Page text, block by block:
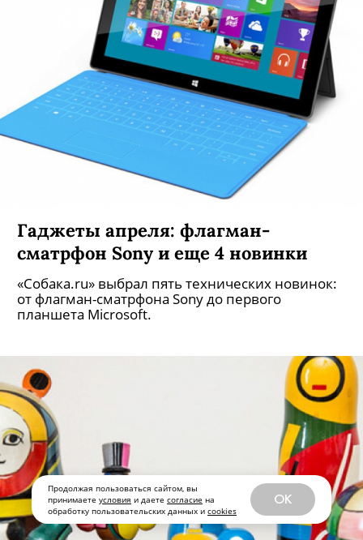
Продолжая пользоваться сайтом, вы
принимаете условия и даете согласие на
обработку пользовательских данных и cookies
OK
Гаджеты апреля: флагман-
сматрфон Sony и еще 4 новинки
«Собака.ru» выбрал пять технических новинок:
от флагман-сматрфона Sony до первого
планшета Microsoft.